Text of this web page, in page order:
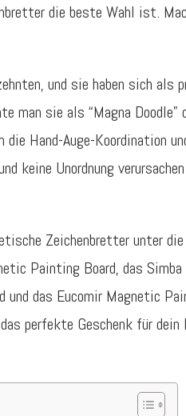
die beste Wahl ist.
und sie haben sich als
sie als “Magna Doodle”
die Hand-Auge-Koordination
keine Unordnung
Zeichenbretter unter die
Painting Board, das
das Eucomir Magnetic
perfekte Geschenk für